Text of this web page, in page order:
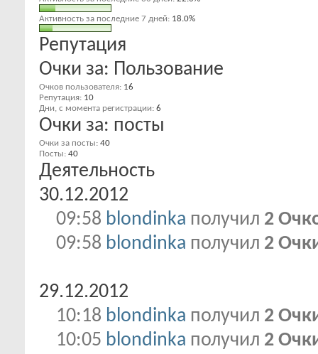
Активность за последние 7 дней 18.0%
Репутация
Очки за: Пользование
Очков пользователя 16
Репутация 10
Дни, с момента регистрации 6
Очки за: посты
Очки за посты 40
Посты 40
Деятельность
30.12.2012
09:58 blondinka получил 2
09:58 blondinka получил 2
29.12.2012
10:18 blondinka получил 2
10:05 blondinka получил 2